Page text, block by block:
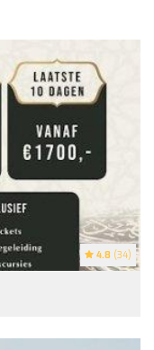
4.8 (34)